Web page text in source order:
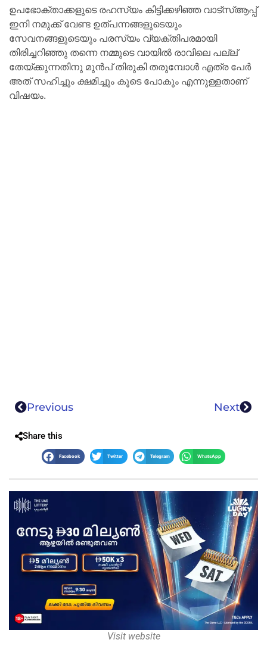
ഉപഭോക്താക്കളുടെ രഹസ്യം കിട്ടിക്കഴിഞ്ഞ വാട്സ്ആപ്പ്
ഇനി നമുക്ക് വേണ്ട ഉത്പന്നങ്ങളുടെയും
സേവനങ്ങളുടെയും പരസ്യം വ്യക്തിപരമായി
തിരിച്ചറിഞ്ഞു തന്നെ നമ്മുടെ വായിൽ രാവിലെ പല്ല്
തേയ്ക്കുന്നതിനു മുൻപ് തിരുകി തരുമ്പോൾ എത്ര പേർ
അത് സഹിച്ചും ക്ഷമിച്ചും കൂടെ പോകും എന്നുള്ളതാണ്
വിഷയം.
Previous Next
Share this
Facebook Twitter Telegram WhatsApp
Visit website